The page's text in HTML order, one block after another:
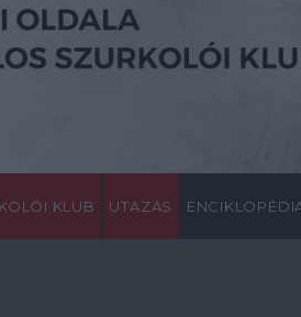
KLUB UTAZÁS